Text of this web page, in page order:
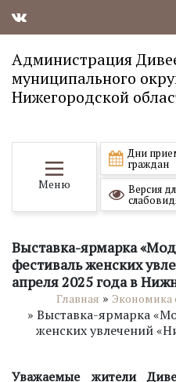
Администрация
муниципального
Нижегородской
Меню
Дни
граждан
Версия
Выставка-ярмарка
фестиваль женских
апреля 2025 года в
Главная » Экономика
» Выставка-ярмарка
женских увлечений
Уважаемые жители